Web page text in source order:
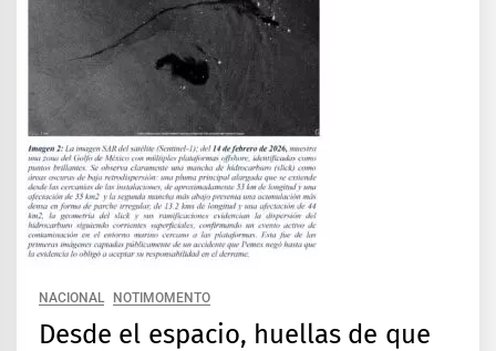
NACIONAL NOTIMOMENTO
Desde el espacio, huellas de que